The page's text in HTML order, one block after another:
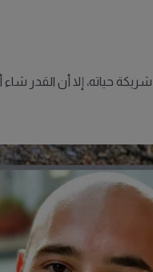
حياته، إلا أن القدر شاء